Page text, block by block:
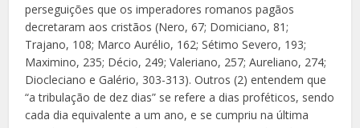
perseguições que os imperadores romanos pagãos
decretaram aos cristãos (Nero, 67; Domiciano, 81;
Trajano, 108; Marco Aurélio, 162; Sétimo Severo, 193;
Maximino, 235; Décio, 249; Valeriano, 257; Aureliano, 274;
Diocleciano e Galério, 303-313). Outros (2) entendem que
“a tribulação de dez dias” se refere a dias proféticos, sendo
cada dia equivalente a um ano, e se cumpriu na última